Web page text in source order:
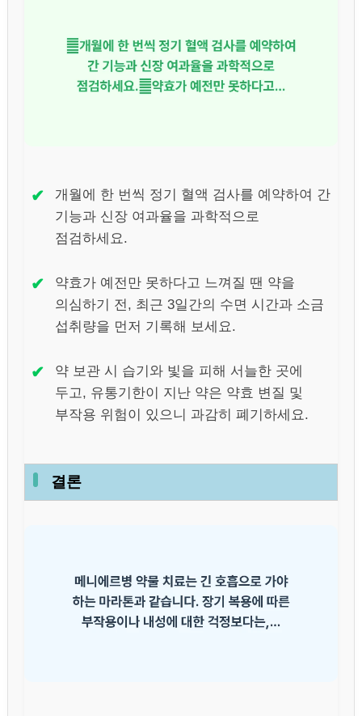
✔
개월에 한 번씩 정기 혈액 검사를 예약하여 간
기능과 신장 여과율을 과학적으로
점검하세요.
✔
약효가 예전만 못하다고 느껴질 땐 약을
의심하기 전, 최근 3일간의 수면 시간과 소금
섭취량을 먼저 기록해 보세요.
✔
약 보관 시 습기와 빛을 피해 서늘한 곳에
두고, 유통기한이 지난 약은 약효 변질 및
부작용 위험이 있으니 과감히 폐기하세요.
결론